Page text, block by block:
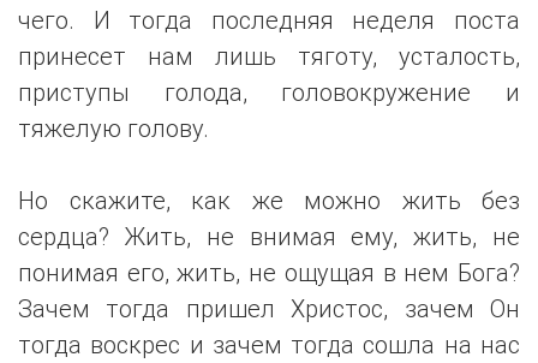
чего. И тогда последняя неделя поста
принесет нам лишь тяготу, усталость,
приступы голода, головокружение и
тяжелую голову.
Но скажите, как же можно жить без
сердца? Жить, не внимая ему, жить, не
понимая его, жить, не ощущая в нем Бога?
Зачем тогда пришел Христос, зачем Он
тогда воскрес и зачем тогда сошла на нас